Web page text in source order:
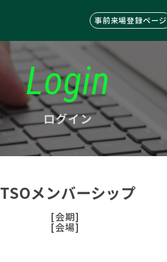
事前来場登録ページ
Login
ログイン
TSOメンバーシップ
[会期]
[会場]